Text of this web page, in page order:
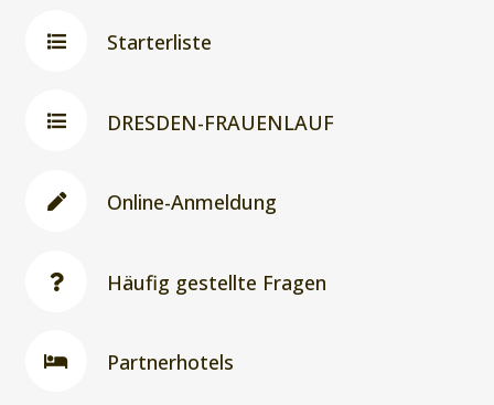
Starterliste
DRESDEN-FRAUENLAUF
Online-Anmeldung
Häufig gestellte Fragen
Partnerhotels